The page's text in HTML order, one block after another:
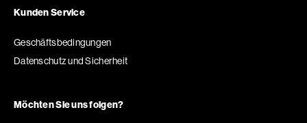
Kunden Service
Geschäftsbedingungen
Datenschutz und Sicherheit
Möchten Sie uns folgen?